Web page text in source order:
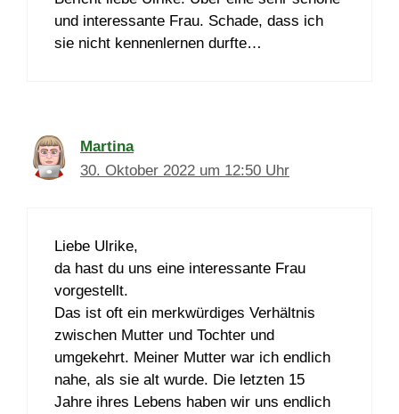
und interessante Frau. Schade, dass ich
sie nicht kennenlernen durfte…
Martina
30. Oktober 2022 um 12:50 Uhr
Liebe Ulrike,
da hast du uns eine interessante Frau
vorgestellt.
Das ist oft ein merkwürdiges Verhältnis
zwischen Mutter und Tochter und
umgekehrt. Meiner Mutter war ich endlich
nahe, als sie alt wurde. Die letzten 15
Jahre ihres Lebens haben wir uns endlich